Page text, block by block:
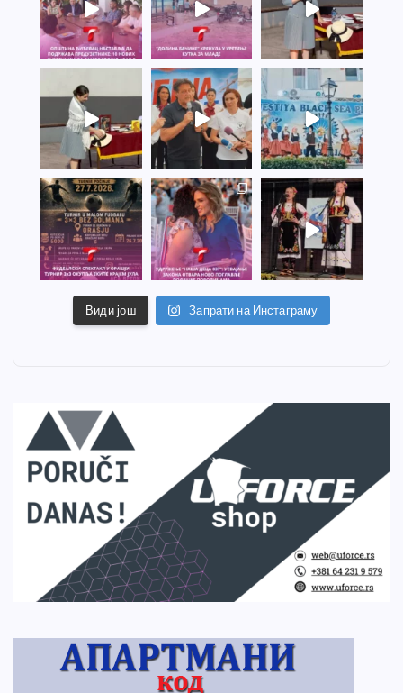
Види још Запрати на Инстаграму